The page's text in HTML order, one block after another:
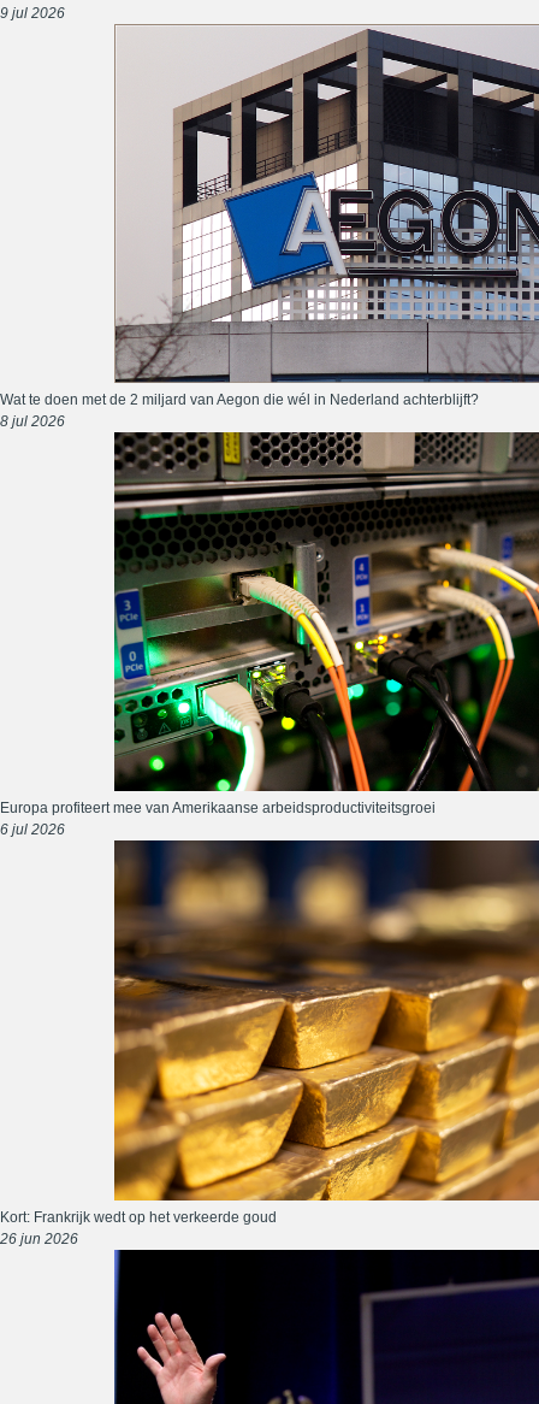
9 jul 2026
Wat te doen met de 2 miljard van Aegon die wél in Nederland achterblijft?
8 jul 2026
Europa profiteert mee van Amerikaanse arbeidsproductiviteitsgroei
6 jul 2026
Kort: Frankrijk wedt op het verkeerde goud
26 jun 2026